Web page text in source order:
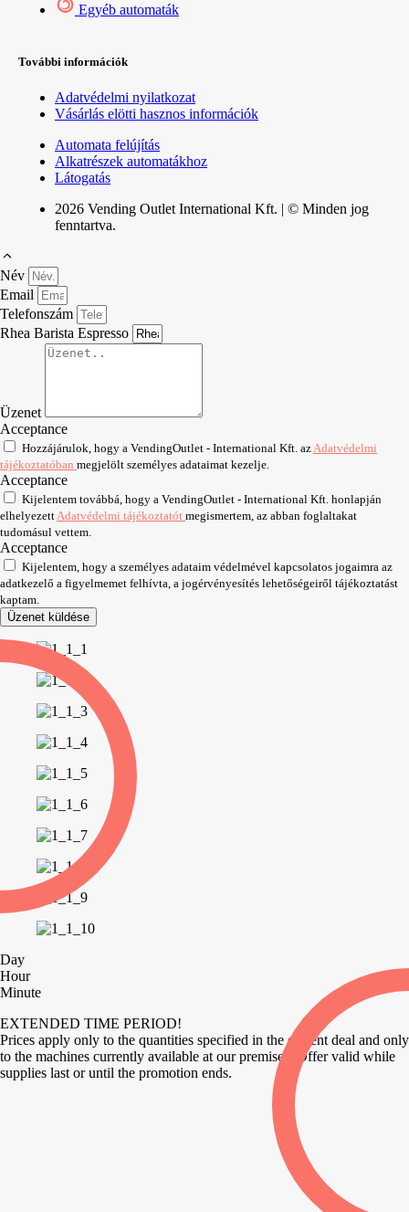
Egyéb automaták
További információk
Adatvédelmi nyilatkozat
Vásárlás elötti hasznos információk
Automata felújítás
Alkatrészek automatákhoz
Látogatás
2026 Vending Outlet International Kft. | © Minden jog
fenntartva.
Név
Email
Telefonszám
Rhea Barista Espresso
Üzenet
Acceptance
Hozzájárulok, hogy a VendingOutlet - International Kft. az Adatvédelmi
tájékoztatóban megjelölt személyes adataimat kezelje.
Acceptance
Kijelentem továbbá, hogy a VendingOutlet - International Kft. honlapján
elhelyezett Adatvédelmi tájékoztatót megismertem, az abban foglaltakat
tudomásul vettem.
Acceptance
Kijelentem, hogy a személyes adataim védelmével kapcsolatos jogaimra az
adatkezelő a figyelmemet felhívta, a jogérvényesítés lehetőségeiről tájékoztatást
kaptam.
Üzenet küldése
Day
Hour
Minute
EXTENDED TIME PERIOD!
Prices apply only to the quantities specified in the current deal and only
to the machines currently available at our premises. Offer valid while
supplies last or until the promotion ends.